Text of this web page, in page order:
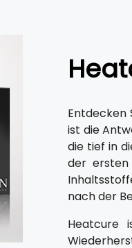
Entdecken
ist die
die tief in
der ersten
nach der
Heatcure